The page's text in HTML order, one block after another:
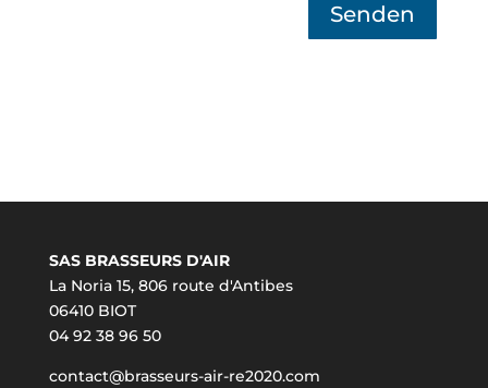
Senden
SAS BRASSEURS D'AIR
La Noria 15, 806 route d'Antibes
06410 BIOT
04 92 38 96 50
contact@brasseurs-air-re2020.com